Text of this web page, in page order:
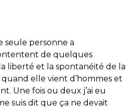
seule personne a
de quelques
liberté et la spontanéité de la
elle vient d’hommes et
Une fois ou deux j’ai eu
suis dit que ça ne devait